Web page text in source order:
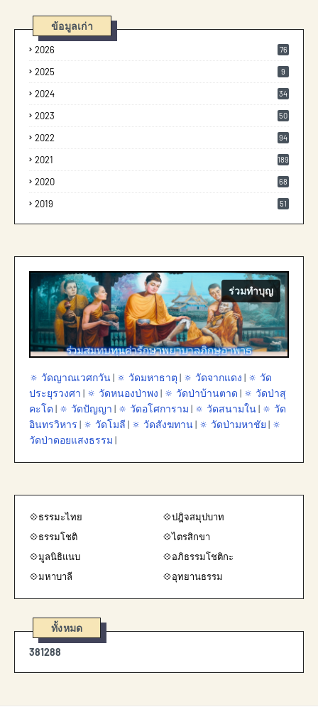
ข้อมูลเก่า
2026 76
2025 9
2024 34
2023 50
2022 94
2021 189
2020 68
2019 51
ร่วมทำบุญ
🔅 วัดญาณเวศกวัน| 🔅 วัดมหาธาตุ | 🔅 วัดจากแดง | 🔅 วัด
ประยุรวงศา | 🔅 วัดหนองป่าพง | 🔅 วัดป่าบ้านตาด | 🔅 วัดป่าสุ
คะโต | 🔅 วัดปัญญา | 🔅 วัดอโศการาม | 🔅 วัดสนามใน| 🔅 วัด
อินทรวิหาร | 🔅 วัดโมลี | 🔅 วัดสังฆทาน| 🔅 วัดป่ามหาชัย | 🔅
วัดป่าดอยแสงธรรม |
💠ธรรมะไทย
💠ปฎิจสมุปบาท
💠ธรรมโชติ
💠ไตรสิกขา
💠มูลนิธิแนบ
💠อภิธรรมโชติกะ
💠มหาบาลี
💠อุทยานธรรม
ทั้งหมด
381288